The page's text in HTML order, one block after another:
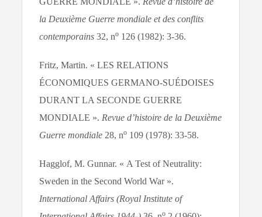
la Deuxième Guerre mondiale et des conflits
contemporains 32, no 126 (1982): 3‑36.
Fritz, Martin. « LES RELATIONS
ÉCONOMIQUES GERMANO-SUÉDOISES
DURANT LA SECONDE GUERRE
MONDIALE ». Revue d’histoire de la Deuxième
Guerre mondiale 28, no 109 (1978): 33‑58.
Hagglof, M. Gunnar. « A Test of Neutrality:
Sweden in the Second World War ».
International Affairs (Royal Institute of
o